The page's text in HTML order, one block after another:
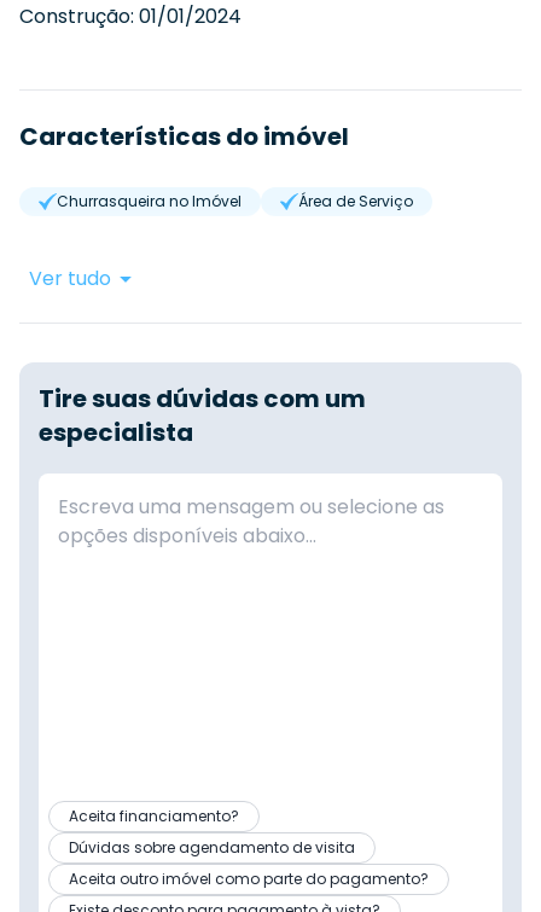
Construção: 01/01/2024
Características do imóvel
Churrasqueira no Imóvel Área de Serviço
Ver tudo
Tire suas dúvidas com um
especialista
Aceita financiamento?
Dúvidas sobre agendamento de visita
Aceita outro imóvel como parte do pagamento?